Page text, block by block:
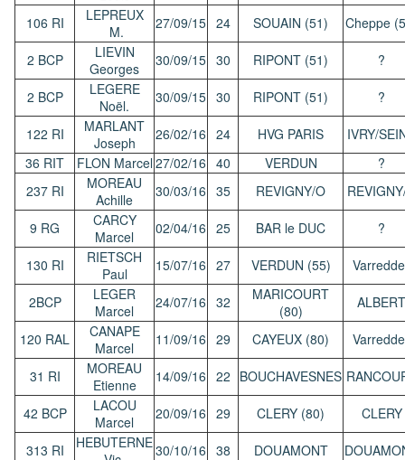
106 RI
LEPREUX
M.
27/09/15 24 SOUAIN (51) Cheppe
2 BCP
LIEVIN
Georges
30/09/15 30 RIPONT (51) ?
2 BCP
LEGERE
Noël.
30/09/15 30 RIPONT (51) ?
122 RI
MARLANT
Joseph
26/02/16 24 HVG PARIS
IVRY/
36 RIT
FLON Marcel27/02/16 40 VERDUN
?
237 RI
MOREAU
Achille
30/03/16 35 REVIGNY/O
9 RG
CARCY
Marcel
02/04/16 25 BAR le DUC ?
130 RI
RIETSCH
Paul
15/07/16 27 VERDUN (55)
2BCP
LEGER
Marcel
24/07/16 32
MARICOURT
(80)
ALBERT
120 RAL
CANAPE
Marcel
11/09/16 29 CAYEUX (80)
31 RI
MOREAU
Etienne
14/09/16 22 BOUCHAVESNES
42 BCP
LACOU
Marcel
20/09/16 29 CLERY (80) CLERY
313 RI
HEBUTERNE30/10/16 38 DOUAMONT